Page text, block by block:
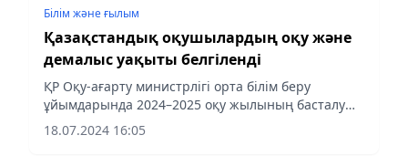
Білім және ғылым
Қазақстандық оқушылардың оқу және
демалыс уақыты белгіленді
ҚР Оқу-ағарту министрлігі орта білім беру
ұйымдарында 2024–2025 оқу жылының басталу
мерзімін, ұзақтығын және каникул кезеңдерін
бекітті.
18.07.2024 16:05